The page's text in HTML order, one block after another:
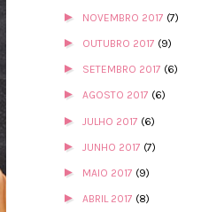
► NOVEMBRO 2017 (7)
► OUTUBRO 2017 (9)
► SETEMBRO 2017 (6)
► AGOSTO 2017 (6)
► JULHO 2017 (6)
► JUNHO 2017 (7)
► MAIO 2017 (9)
► ABRIL 2017 (8)